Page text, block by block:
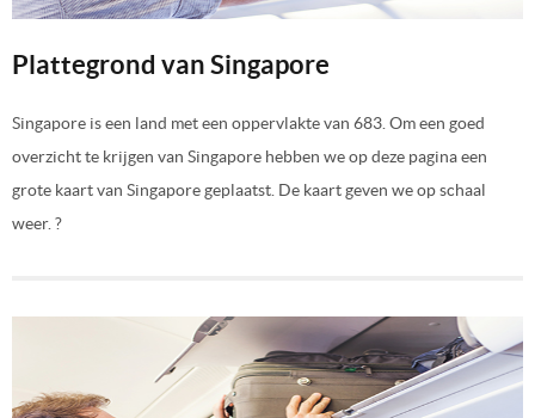
Plattegrond van Singapore
Singapore is een land met een oppervlakte van 683. Om een goed
overzicht te krijgen van Singapore hebben we op deze pagina een
grote kaart van Singapore geplaatst. De kaart geven we op schaal
weer. ?